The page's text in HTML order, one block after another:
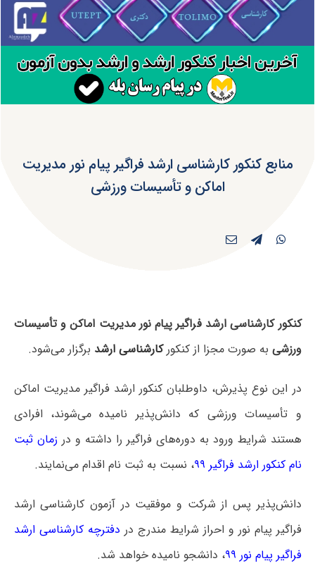
منابع کنکور کارشناسی ارشد فراگیر پیام نور مدیریت
اماکن و تأسیسات ورزشی
کنکور کارشناسی ارشد فراگیر پیام نور مدیریت اماکن و تأسیسات
ورزشی به صورت مجزا از کنکورکارشناسی ارشد برگزار می‌شود.
در این نوع پذیرش، داوطلبان کنکور ارشد فراگیر مدیریت اماکن
و تأسیسات ورزشی که دانش‌پذیر نامیده می‌شوند، افرادی
هستند شرایط ورود به دوره‌های فراگیر را داشته و در زمان ثبت
نام کنکور ارشد فراگیر ۹۹
، نسبت به ثبت نام اقدام می‌نمایند.
دانش‌پذیر پس از شرکت و موفقیت در آزمون کارشناسی ارشد
فراگیر پیام نور و احراز شرایط مندرج در دفترچه کارشناسی ارشد
فراگیر پیام نور ۹۹
، دانشجو نامیده خواهد شد.